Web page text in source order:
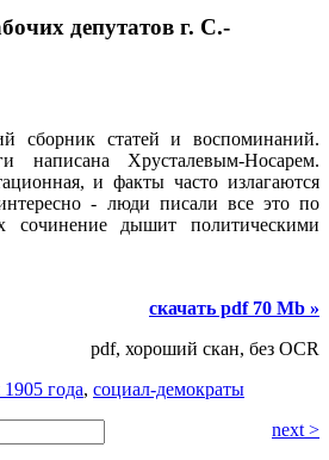
депутатов г. С.-
сборник статей и воспоминаний.
написана Хрусталевым-Носарем.
и факты часто излагаются
- люди писали все это по
сочинение дышит политическими
скачать pdf 70 Mb »
pdf, хороший скан, без OCR
года, социал-демократы
next >